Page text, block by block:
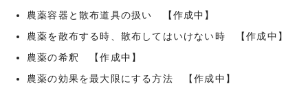
農薬容器と散布道具の扱い 【作成中】
農薬を散布する時、散布してはいけない時 【作成中】
農薬の希釈 【作成中】
農薬の効果を最大限にする方法 【作成中】